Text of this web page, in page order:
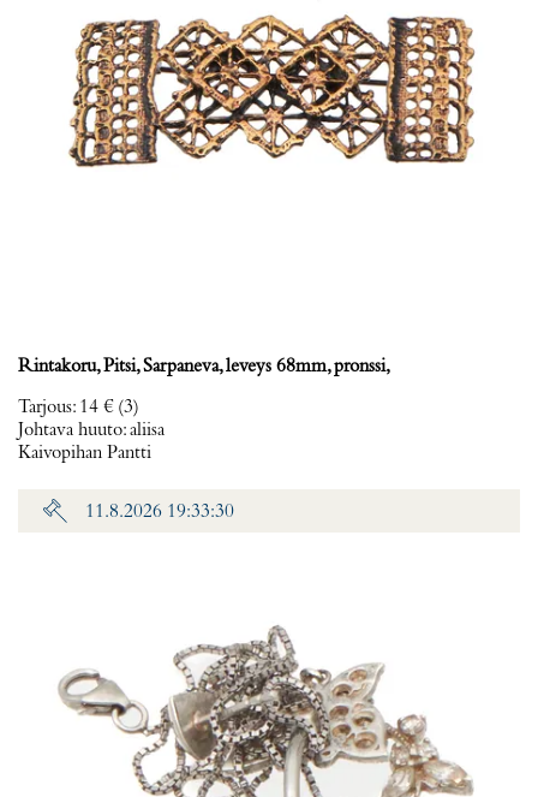
Rintakoru, Pitsi, Sarpaneva, leveys 68mm, pronssi,
Tarjous: 14 € (3)
Johtava huuto:aliisa
Kaivopihan Pantti
11.8.2026 19:33:30